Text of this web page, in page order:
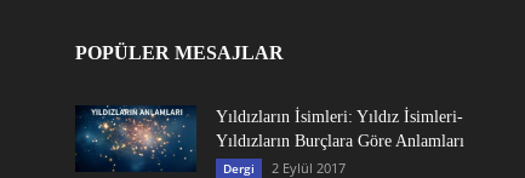
POPÜLER MESAJLAR
Yıldızların İsimleri: Yıldız İsimleri-
Yıldızların Burçlara Göre Anlamları
Dergi 2 Eylül 2017